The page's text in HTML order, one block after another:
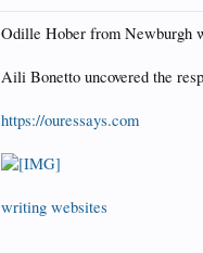
Odille Hober from Newburgh
Aili Bonetto uncovered the
https://ouressays.com
writing websites